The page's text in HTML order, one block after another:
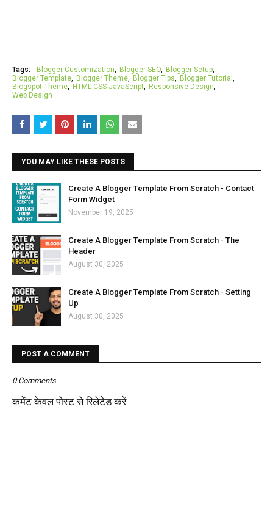
Tags: Blogger Customization Blogger SEO
Blogger Setup
Blogger Template
Blogger Theme Blogger Tips
Blogger Tutorial
Blogspot Theme
HTML CSS JavaScript
Responsive Design
Web Design
YOU MAY LIKE THESE POSTS
Create A Blogger Template From Scratch - Contact
Form Widget
November 19, 2025
Create A Blogger Template From Scratch - The
Header
August 30, 2025
Create A Blogger Template From Scratch - Setting
Up
August 30, 2025
POST A COMMENT
0 Comments
कमेंट केवल पोस्ट से रिलेटेड करें